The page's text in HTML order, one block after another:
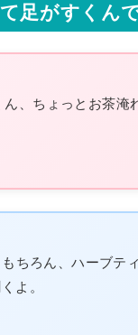
足がすくん
、ちょっとお茶淹
ちろん、ハーブテ
よ。